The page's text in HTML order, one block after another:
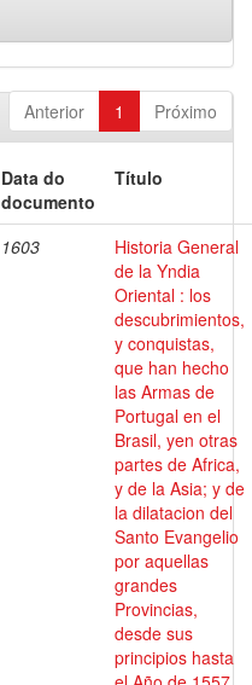
Anterior 1 Próximo
Data do
documento
Título
1603
Historia General
de la Yndia
Oriental : los
descubrimientos,
y conquistas,
que han hecho
las Armas de
Portugal en el
Brasil, yen otras
partes de Africa,
y de la Asia; y de
la dilatacion del
Santo Evangelio
por aquellas
grandes
Provincias,
desde sus
principios hasta